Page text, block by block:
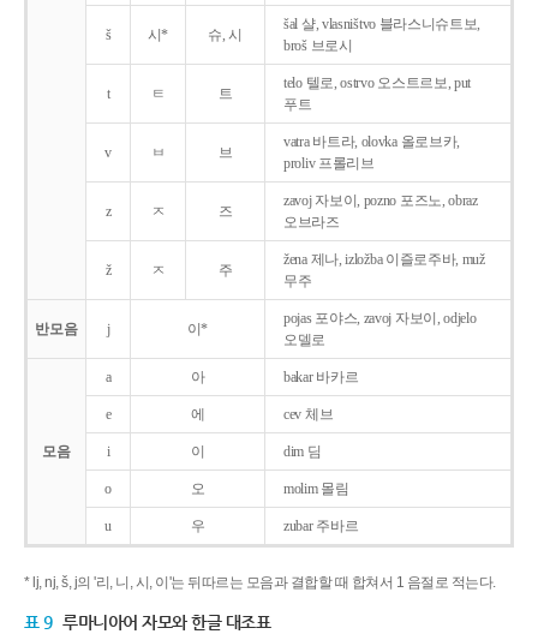
š 시* 슈, 시
šal 샬, vlasništvo 블라스니슈트보,
broš 브로시
t ㅌ 트
telo 텔로, ostrvo 오스트르보, put
푸트
v ㅂ 브
vatra 바트라, olovka 올로브카,
proliv 프롤리브
z ㅈ 즈
zavoj 자보이, pozno 포즈노, obraz
오브라즈
ž ㅈ 주
žena 제나, izložba 이즐로주바, muž
무주
반모음 j 이*
pojas 포야스, zavoj 자보이, odjelo
오델로
모음
a 아 bakar 바카르
e 에 cev 체브
i 이 dim 딤
o 오 molim 몰림
u 우 zubar 주바르
* lj, nj, š, j의 '리, 니, 시, 이'는 뒤따르는 모음과 결합할 때 합쳐서 1 음절로 적는다.
표 9 루마니아어 자모와 한글 대조표